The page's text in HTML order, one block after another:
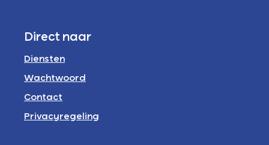
Direct naar
Diensten
Wachtwoord
Contact
Privacyregeling